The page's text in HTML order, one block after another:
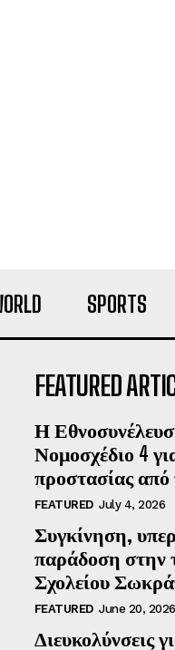
SPORTS
FEATURED
Η
Νομοσχέδιο 4
προστασίας από
FEATURED July 4, 2026
Συγκίνηση,
παράδοση στην
Σχολείου
FEATURED June 20, 2026
Διευκολύνσεις